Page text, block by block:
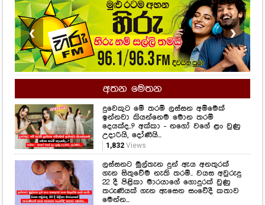
❮ ❯
අතන මෙතන
දුවෙකුට මේ තරම් ලස්සන අම්මෙක්
ඉන්නවා කියන්නෙම මොන තරම්
දෙයක්ද..? අක්කා - නගෝ වගේ ළං වුණු
උදාරියි, දෝණියි...
1,832Views
ලස්සනට මුල්තැන දුන් ඇය අනතුරක්
ගැන සිතුවේම නැති තරම්.. වයස අවුරුදු
22 දී පිළිකා මාරයාගේ ගොදුරක් වුණු
තරුණියක් ගැන ඇසෙන සංවේදී කතාව
මෙන්න...